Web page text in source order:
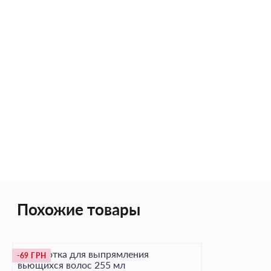
Похожие товары
-69 ГРН
Сыворотка для выпрямления
вьющихся волос 255 мл